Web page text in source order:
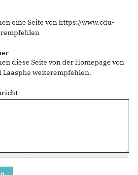
eine Seite von https://www.cdu-
diese Seite von der Homepage von
Laasphe weiterempfehlen.